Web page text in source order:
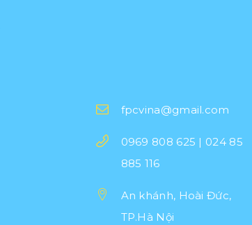
fpcvina@gmail.com
0969 808 625 | 024 85
885 116
An khánh, Hoài Đức,
TP.Hà Nội